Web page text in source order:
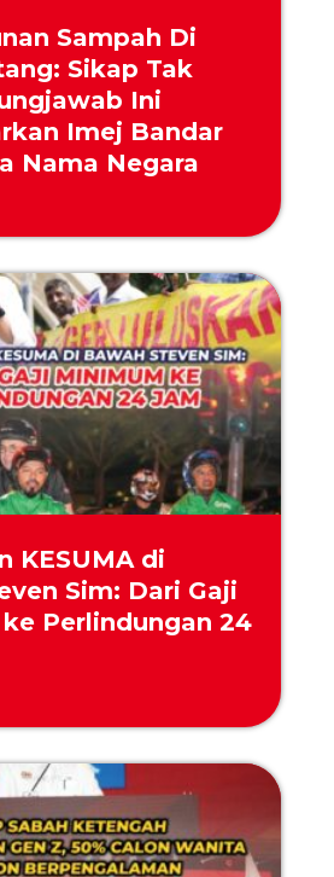
Sampah Di
Sikap Tak
Ini
Imej Bandar
Nama Negara
KESUMA di
Sim: Dari Gaji
Perlindungan 24